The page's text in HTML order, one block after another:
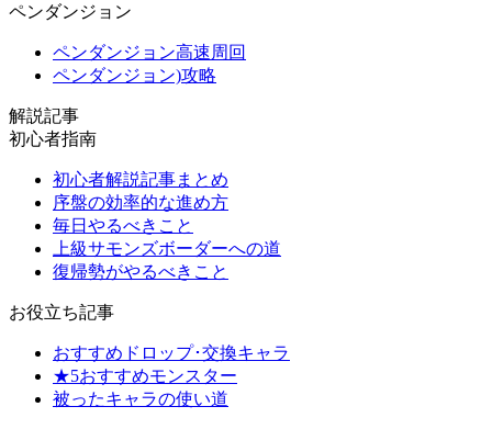
ペンダンジョン
ペンダンジョン高速周回
ペンダンジョン)攻略
解説記事
初心者指南
初心者解説記事まとめ
序盤の効率的な進め方
毎日やるべきこと
上級サモンズボーダーへの道
復帰勢がやるべきこと
お役立ち記事
おすすめドロップ･交換キャラ
★5おすすめモンスター
被ったキャラの使い道